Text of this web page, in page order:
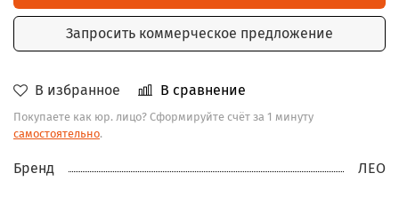
В избранное В сравнение
Покупаете как юр. лицо? Сформируйте счёт за 1 минуту
самостоятельно.
Запросить коммерческое предложение
Бренд ЛЕО